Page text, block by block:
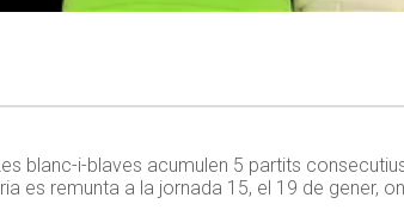
blanc-i-blaves acumulen 5 partits
es remunta a la jornada 15, el 19 de gener,